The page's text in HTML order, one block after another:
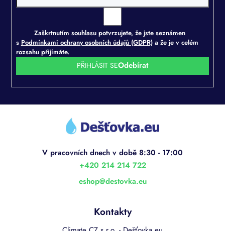
Zaškrtnutím souhlasu potvrzujete, že jste seznámen
s Podmínkami ochrany osobních údajů (GDPR)a že je v celém
rozsahu přijímáte.
PŘIHLÁSIT SE
Z
eshop@destovka.eu
+420 214 214 722
Kontakty